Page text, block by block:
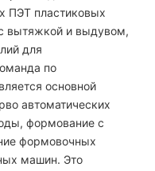
ПЭТ пластиковых
вытяжкой и выдувом,
для
по
основной
автоматических
формование с
формовочных
машин. Это